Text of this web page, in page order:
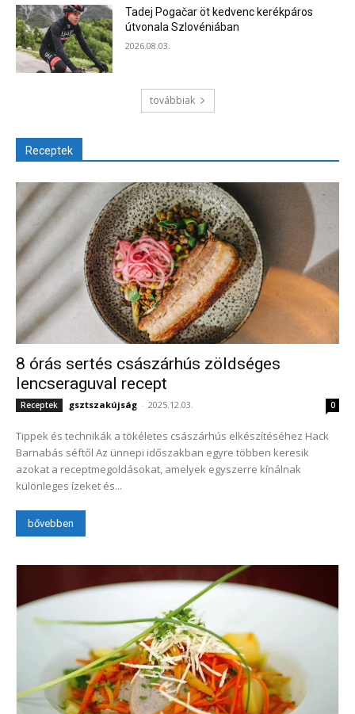
Tadej Pogačar öt kedvenc kerékpáros
útvonala Szlovéniában
2026.08.03.
továbbiak
Receptek
8 órás sertés császárhús zöldséges
lencseraguval recept
Receptek gsztszakújság - 2025.12.03. 0
Tippek és technikák a tökéletes császárhús elkészítéséhez Hack
Barnabás séftől Az ünnepi időszakban egyre többen keresik
azokat a receptmegoldásokat, amelyek egyszerre kínálnak
különleges ízeket és...
bővebben